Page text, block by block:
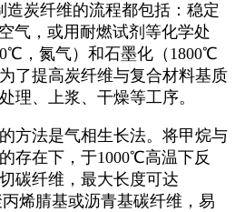
炭纤维的流程都包括：稳定
气，或用耐燃试剂等化学处
，氮气）和石墨化（1800℃
了提高炭纤维与复合材料基质
理、上浆、干燥等工序。
法是气相生长法。将甲烷与
存在下，于1000℃高温下反
碳纤维，最大长度可达
烯腈基或沥青基碳纤维，易